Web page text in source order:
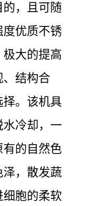
，且可随
度优质不锈
大的提高
、结构合
。该机具
水冷却，一
有的自然色
泽，散发蔬
胞的柔软